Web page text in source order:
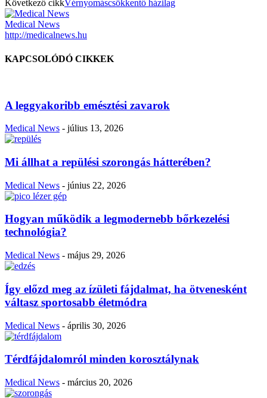
Következő cikkVérnyomáscsökkentő házilag
Medical News
http://medicalnews.hu
KAPCSOLÓDÓ CIKKEK
A leggyakoribb emésztési zavarok
Medical News - július 13, 2026
Mi állhat a repülési szorongás hátterében?
Medical News - június 22, 2026
Hogyan működik a legmodernebb bőrkezelési
technológia?
Medical News - május 29, 2026
Így előzd meg az ízületi fájdalmat, ha ötvenesként
váltasz sportosabb életmódra
Medical News - április 30, 2026
Térdfájdalomról minden korosztálynak
Medical News - március 20, 2026